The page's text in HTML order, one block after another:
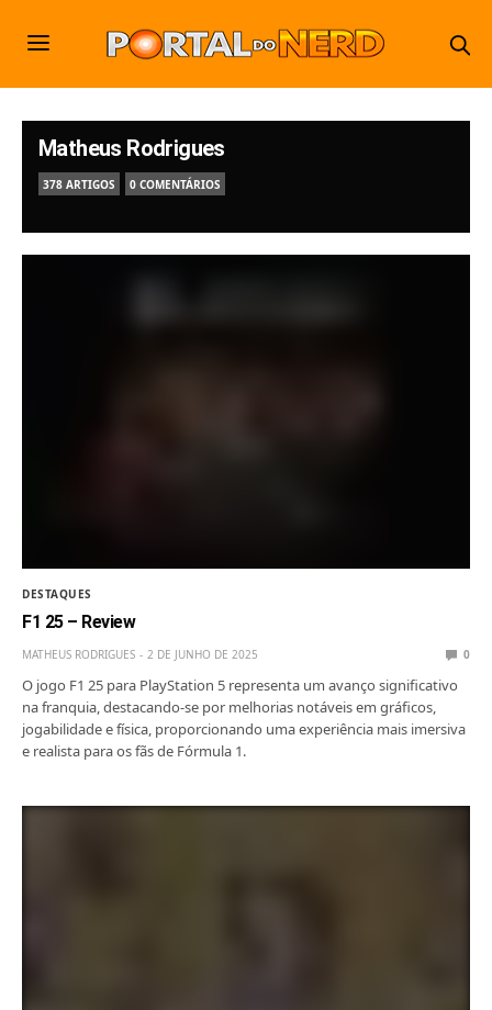
Matheus Rodrigues
378 ARTIGOS 0 COMENTÁRIOS
DESTAQUES
F1 25 – Review
MATHEUS RODRIGUES 2 DE JUNHO DE 2025 0
O jogo F1 25 para PlayStation 5 representa um avanço significativo
na franquia, destacando-se por melhorias notáveis em gráficos,
jogabilidade e física, proporcionando uma experiência mais imersiva
e realista para os fãs de Fórmula 1.